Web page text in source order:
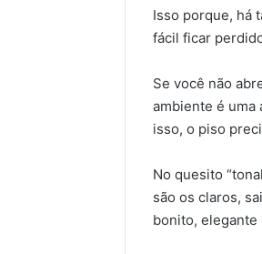
Isso porque, há
fácil ficar
Se você não
ambiente é uma
isso, o piso
No quesito
são os claros,
bonito, elegante